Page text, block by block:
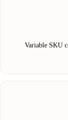
Variable SKU